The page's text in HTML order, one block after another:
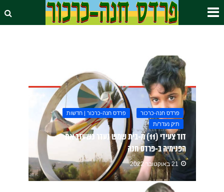
פרדס חנה-כרכור
פרדס חנה-כרכור | חדשות
תיק נעדר/ת
דוד צעידי (11) מ-בית שמש נעדר כשעזב את
הפנימיה ב-פרדס חנה
21 באוקטובר 2022